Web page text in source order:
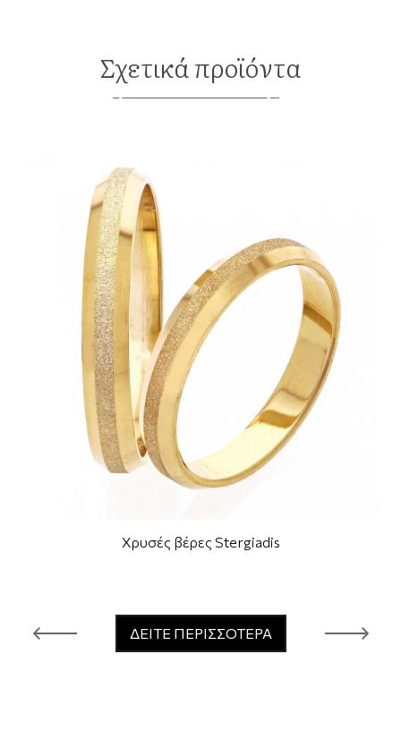
Σχετικά προϊόντα
Χρυσές βέρες Stergiadis
ΔΕΙΤΕ ΠΕΡΙΣΣΟΤΕΡΑ